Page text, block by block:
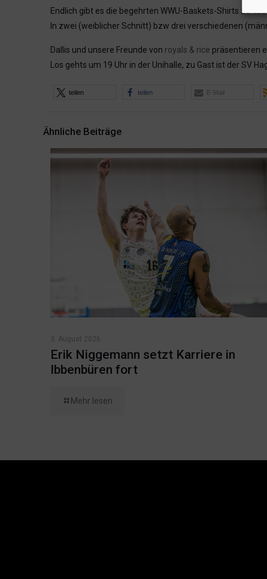
Endlich gibt es die begehrten WWU-Baskets-Shirts zu
In zwei (weiblicher Schnitt) bzw drei verschiedenen
Dallis und unsere Freunde von royals & rice präsentieren
Los gehts um 19 Uhr in der Unihalle, zu Gast ist der SV
teilen teilen E-Mail
Ähnliche Beiträge
3. August 2026
Erik Niggemann setzt Karriere in
Ibbenbüren fort
Mehr lesen